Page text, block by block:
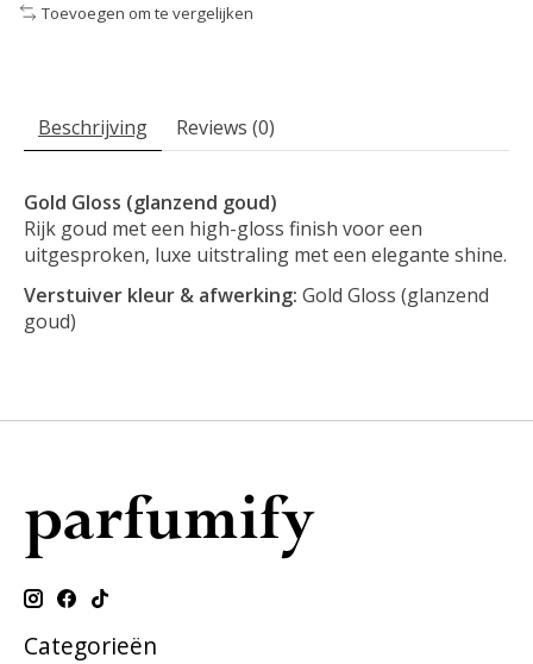
Toevoegen om te vergelijken
Beschrijving Reviews (0)
Gold Gloss (glanzend goud)
Rijk goud met een high-gloss finish voor een
uitgesproken, luxe uitstraling met een elegante shine.
Verstuiver kleur & afwerking: Gold Gloss (glanzend
goud)
Categorieën